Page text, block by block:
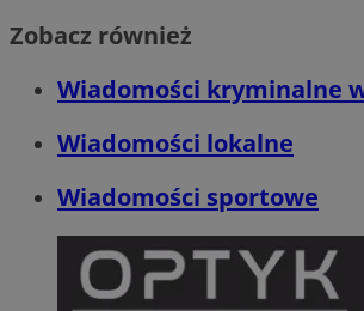
Zobacz również
Wiadomości kryminalne
Wiadomości lokalne
Wiadomości sportowe